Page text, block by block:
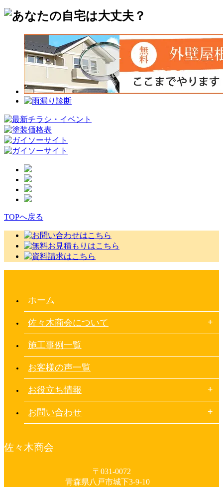
TOPへ戻る
ホーム
佐々木商会について
施工事例一覧
お客様の声一覧
お役立ち情報
お問い合わせ
佐々木商会
〒031-0072
青森県八戸市城下3-9-10